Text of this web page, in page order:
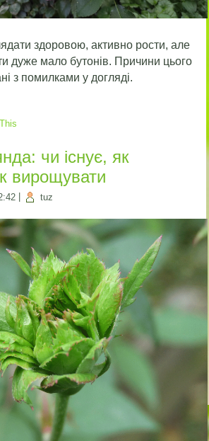
здоровою, активно рости, але
дуже мало бутонів. Причини цього
з помилками у догляді.
чи існує, як
вирощувати
tuz